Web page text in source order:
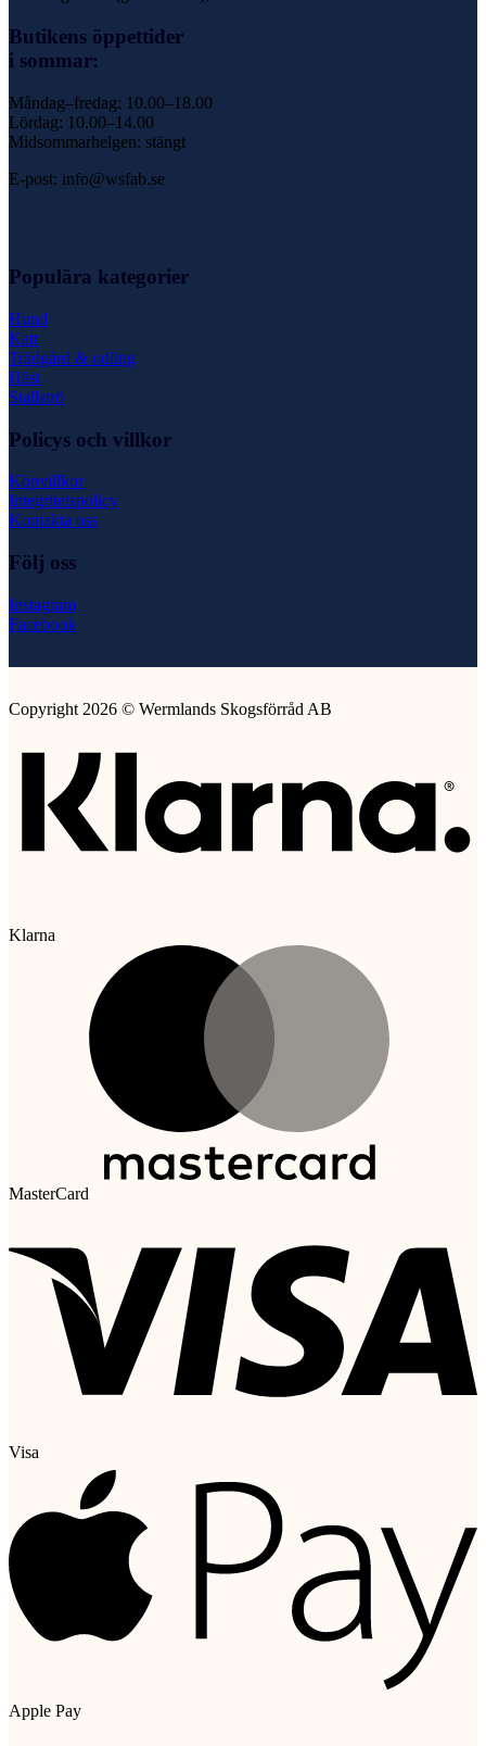
Butikens öppettider
i sommar:
Måndag–fredag: 10.00–18.00
Lördag: 10.00–14.00
Midsommarhelgen: stängt
E-post: info@wsfab.se
Populära kategorier
Hund
Katt
Trädgård & odling
Häst
Stallströ
Policys och villkor
Köpvillkor
Integritetspolicy
Kontakta oss
Följ oss
Instagram
Facebook
Copyright 2026 © Wermlands Skogsförråd AB
Klarna
MasterCard
Visa
Apple Pay